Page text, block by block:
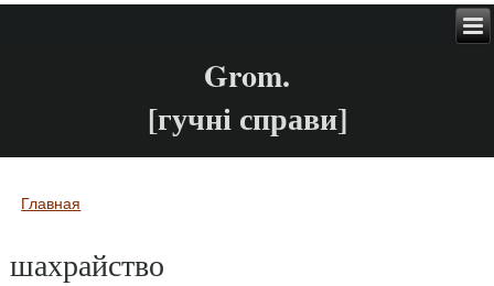
Grom.
[гучні справи]
Вы здесь
Главная
шахрайство